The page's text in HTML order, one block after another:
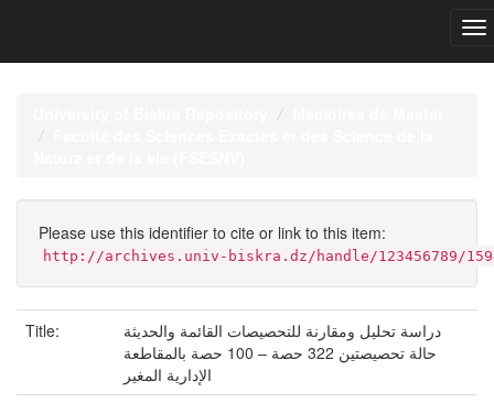
Please use this identifier to cite or link to this item:
http://archives.univ-biskra.dz/handle/123456789/
Title:
دراسة تحليل ومقارنة للتحصيصات القائمة والحديثة
حالة تحصيصتين 322 حصة – 100 حصة بالمقاطعة
الإدارية المغير